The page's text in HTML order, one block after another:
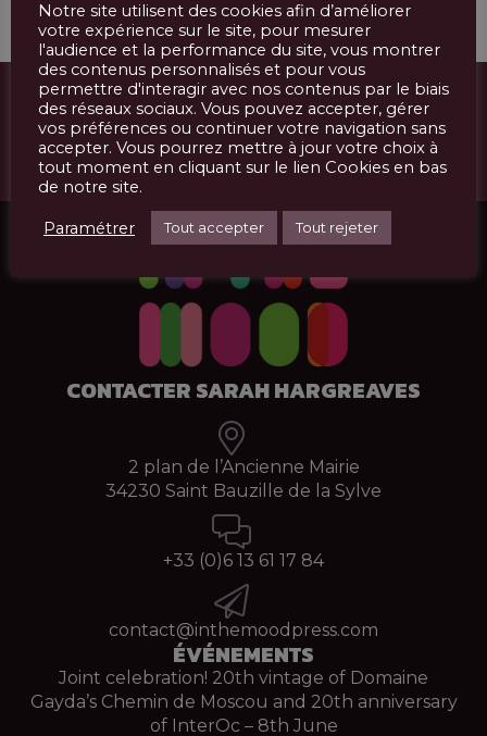
ÉVÉNEMENTS
CONTACTER SARAH HARGREAVES
2 plan de l’Ancienne Mairie
34230 Saint Bauzille de la Sylve
+33 (0)6 13 61 17 84
contact@inthemoodpress.com
ÉVÉNEMENTS
Joint celebration! 20th vintage of Domaine
Gayda’s Chemin de Moscou and 20th anniversary
of InterOc – 8th June
Notre site utilisent des cookies afin d’améliorer
votre expérience sur le site, pour mesurer
l'audience et la performance du site, vous montrer
des contenus personnalisés et pour vous
permettre d'interagir avec nos contenus par le biais
des réseaux sociaux. Vous pouvez accepter, gérer
vos préférences ou continuer votre navigation sans
accepter. Vous pourrez mettre à jour votre choix à
tout moment en cliquant sur le lien Cookies en bas
de notre site.
Paramétrer Tout accepter Tout rejeter